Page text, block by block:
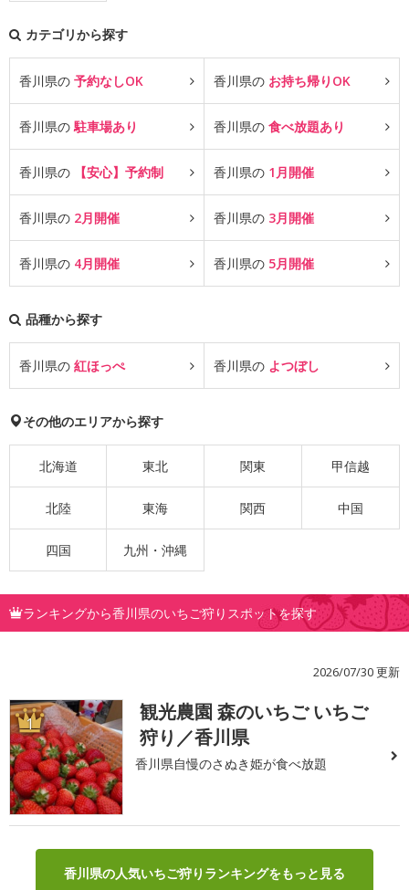
カテゴリから探す
香川県の 予約なしOK 香川県の お持ち帰りOK
香川県の駐車場あり 香川県の 食べ放題あり
香川県の 【安心】予約制 香川県の 1月開催
香川県の 2月開催 香川県の 3月開催
香川県の 4月開催 香川県の 5月開催
品種から探す
香川県の 紅ほっぺ 香川県の よつぼし
その他のエリアから探す
北海道 東北 関東 甲信越
北陸 東海 関西 中国
四国 九州・沖縄
ランキングから香川県のいちご狩りスポットを探す
2026/07/30 更新
1
観光農園 森のいちご いちご
狩り／香川県
香川県自慢のさぬき姫が食べ放題
香川県の人気いちご狩りランキングをもっと見る